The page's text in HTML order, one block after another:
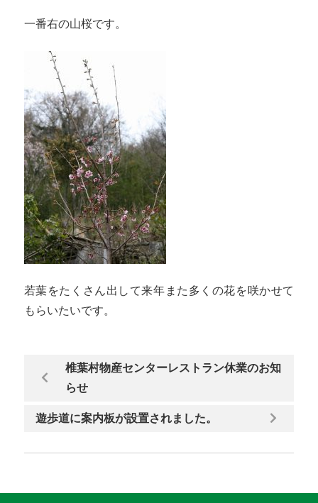
一番右の山桜です。
若葉をたくさん出して来年また多くの花を咲かせて
もらいたいです。
椎葉村物産センターレストラン休業のお知
らせ
遊歩道に案内板が設置されました。